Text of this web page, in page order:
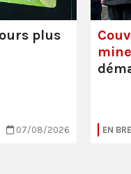
plus
07/08/2026 EN